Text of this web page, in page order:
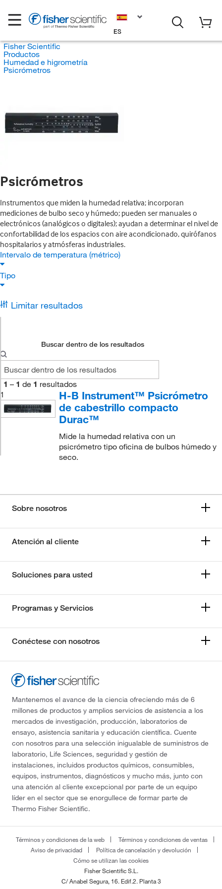
ES
Fisher Scientific
Productos
Humedad e higrometría
Psicrómetros
Psicrómetros
Instrumentos que miden la humedad relativa; incorporan
mediciones de bulbo seco y húmedo; pueden ser manuales o
electrónicos (analógicos o digitales); ayudan a determinar el nivel de
confortabilidad de los espacios con aire acondicionado, quirófanos
hospitalarios y atmósferas industriales.
Intervalo de temperatura (métrico)
Tipo
Limitar resultados
Buscar dentro de los resultados
1 – 1 de 1 resultados
1
H-B Instrument™ Psicrómetro
de cabestrillo compacto
Durac™
Mide la humedad relativa con un
psicrómetro tipo oficina de bulbos húmedo y
seco.
Sobre nosotros
Atención al cliente
Soluciones para usted
Programas y Servicios
Conéctese con nosotros
Mantenemos el avance de la ciencia ofreciendo más de 6
millones de productos y amplios servicios de asistencia a los
mercados de investigación, producción, laboratorios de
ensayo, asistencia sanitaria y educación científica. Cuente
con nosotros para una selección inigualable de suministros de
laboratorio, Life Sciences, seguridad y gestión de
instalaciones, incluidos productos químicos, consumibles,
equipos, instrumentos, diagnósticos y mucho más, junto con
una atención al cliente excepcional por parte de un equipo
líder en el sector que se enorgullece de formar parte de
Thermo Fisher Scientific.
Términos y condiciones de la web
Términos y condiciones de ventas
Aviso de privacidad
Política de cancelación y devolución
Cómo se utilizan las cookies
Fisher Scientific S.L.
C/ Anabel Segura, 16. Edif.2. Planta 3